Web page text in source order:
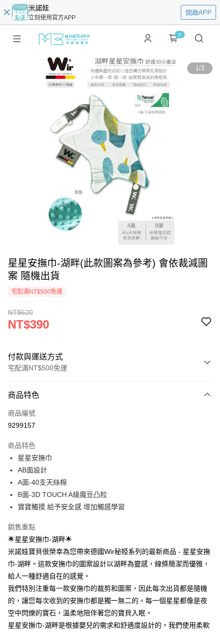
米諾娃
立刻使用官方APP
開啟APP
0
1/3
星星安撫巾-湖畔(此款圖案為參考) 會依裁減圖
案 隨機出貨
宅配滿NT$500免運
NT$620
NT$390
付款與運送方式
宅配滿NT$500免運
信用卡一次付款
LINE Pay
街口支付
悠遊付
ATM付款
宅配
每筆NT$80，滿NT$500(含以上)免運費
臺灣離島-金、馬、澎
每筆NT$100，滿NT$1,000(含以上)免運費
商品特色
商品編號
9299157
商品特色
星星安撫巾
AB面設計
A面-40支天絲棉
B面-3D TOUCH A級魔豆凸粒
寶寶觸摸 給予安全感 增加觸感學習
銷售重點
🌟星星安撫巾-湖畔🌟
米諾娃寶貝很榮幸為您帶來德國Wir秘婭系列的最新商品 - 星星安撫
巾-湖畔。這款安撫巾的圖案設計以湖畔為靈感，線條簡潔而優雅，
給人一種舒適自在的感覺。
我們特別注重每一款安撫巾的裁剪和圖案，因此每次出貨都是隨機
的，讓您每次收到的安撫巾都是獨一無二的。每一個星星都像是夜
空中閃爍的寶石，溫柔地陪伴著您的寶貝入眠。
星星安撫巾-湖畔是根據嬰兒的需求和舒適度設計的。我們使用柔軟